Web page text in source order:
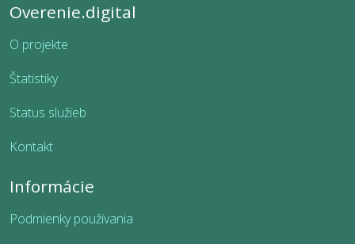
Overenie.digital
O projekte
Štatistiky
Status služieb
Kontakt
Informácie
Podmienky používania